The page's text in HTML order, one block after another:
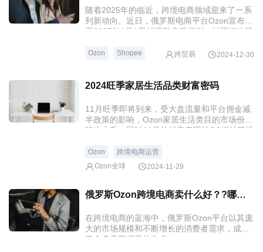
随着2025年的临近，跨境电商领域迎来了一系
列新动向。近日，俄罗斯电商平台Ozon宣布将
于2025年1月1日起调整多项规则，以更好地服
Ozon Shopee 跨贸易 2024-12-30
2024旺季家居生活品类财富密码
11月旺季即将到来，受大盘流量和平台佣金减
半政策的影响，Ozon家居生活类目的市场份额
稳步上升，同时11月的销售表现较Q3增长了近
Ozon
跨境电商运营
Ozon全球
2024-11-29
俄罗斯Ozon跨境电商卖什么好？?哪些类目可以选？?
在跨境电商的蓝海中，俄罗斯Ozon平台以其庞
大的市场规模和不断增长的消费者需求，成为
了众多卖家瞩目的焦点。